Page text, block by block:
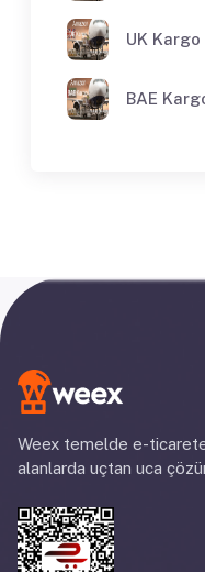
UK Kargo
BAE
Weex temelde e-
alanlarda uçtan uca